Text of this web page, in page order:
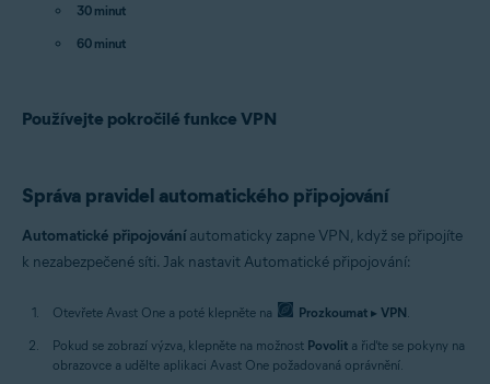
30 minut
60 minut
Používejte pokročilé funkce VPN
Správa pravidel automatického připojování
Automatické připojováníautomaticky zapne VPN, když se připojíte
k nezabezpečené síti. Jak nastavit Automatické připojování:
Otevřete Avast One a poté klepněte na Prozkoumat ▸ VPN.
Pokud se zobrazí výzva, klepněte na možnost Povolit a řiďte se pokyny na
obrazovce a udělte aplikaci Avast One požadovaná oprávnění.